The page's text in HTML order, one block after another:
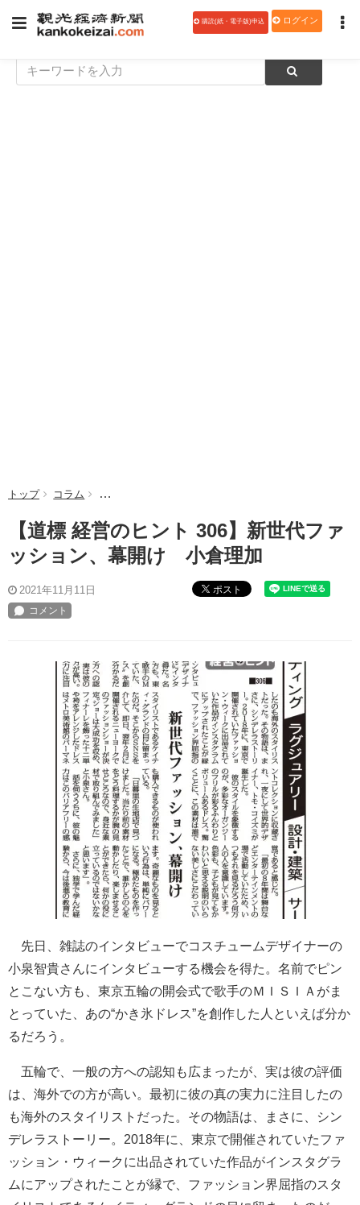
購読(紙・電子版)申込 ログイン
トップ コラム 【道標 経営のヒント 306】新世代ファッション、幕
【道標 経営のヒント 306】新世代ファ
ッション、幕開け 小倉理加
2021年11月11日 ポスト
先日、雑誌のインタビューでコスチュームデザイナーの
小泉智貴さんにインタビューする機会を得た。名前でピン
とこない方も、東京五輪の開会式で歌手のＭＩＳＩＡがま
とっていた、あの“かき氷ドレス”を創作した人といえば分か
るだろう。
五輪で、一般の方への認知も広まったが、実は彼の評価
は、海外での方が高い。最初に彼の真の実力に注目したの
も海外のスタイリストだった。その物語は、まさに、シン
デレラストーリー。2018年に、東京で開催されていたファ
ッション・ウィークに出品されていた作品がインスタグラ
ムにアップされたことが縁で、ファッション界屈指のスタ